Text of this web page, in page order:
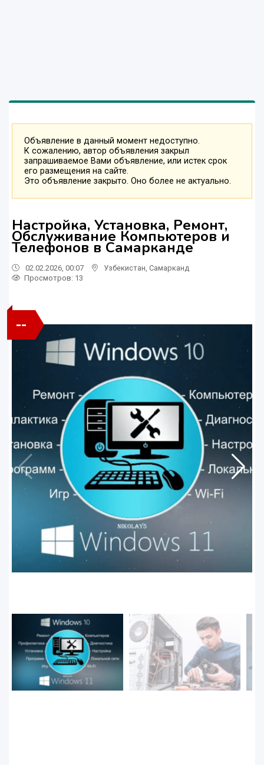
Объявление в данный момент недоступно.
К сожалению, автор объявления закрыл
запрашиваемое Вами объявление, или истек срок
его размещения на сайте.
Это объявление закрыто. Оно более не актуально.
Настройка, Установка, Ремонт,
Обслуживание Компьютеров и
Телефонов в Самарканде
02.02.2026, 00:07 Узбекистан Самарканд
Просмотров: 13
--